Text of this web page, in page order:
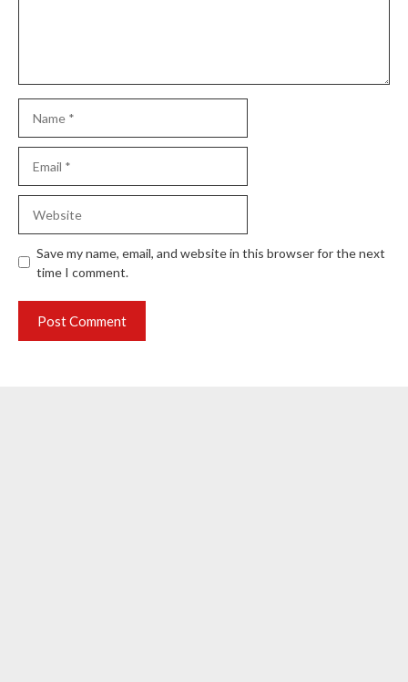
Save my name, email, and website in this browser for the next
time I comment.